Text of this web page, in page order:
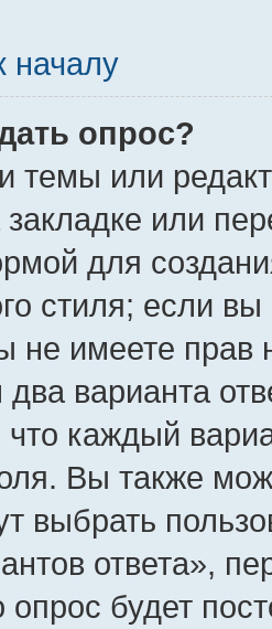
началу
опрос?
темы или
закладке или
для
стиля; если
имеете прав
варианта
каждый
Вы также
выбрать
ответа»,
опрос будет